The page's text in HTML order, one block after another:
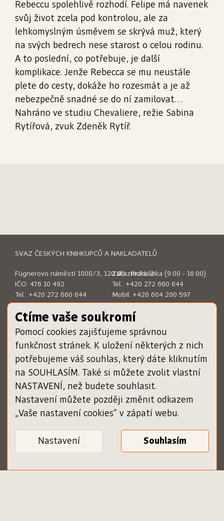
Rebeccu spolehlivě rozhodí. Felipe má navenek
svůj život zcela pod kontrolou, ale za
lehkomyslným úsměvem se skrývá muž, který
na svých bedrech nese starost o celou rodinu.
A to poslední, co potřebuje, je další
komplikace. Jenže Rebecca se mu neustále
plete do cesty, dokáže ho rozesmát a je až
nebezpečně snadné se do ní zamilovat…
Nahráno ve studiu Chevaliere, režie Sabina
Rytířová, zvuk Zdeněk Rytíř.
SVAZ ČESKÝCH KNIHKUPCŮ A NAKLADATELŮ
Fügnerovo náměstí 1808/3, 120 00 Praha 2
IČO: 476 10 492
Tel.: +420 272 660 644
E-mail:sckn@sckn.cz
Zákaznická linka (9:00 - 16:00)
Tel.: +420 272 660 644
Mobil: +420 604 200 597
E-mail:info@dameknihu.cz
MENU
Uplatnit poukázku
Inspiromat
O projektu
Kontakty
ODKAZY
www.svetknihy.cz
www.knihatislusi.cz
www.nejlepsiknihydetem.cz
www.cenajirihoortena.cz
www.ceskeknihy.cz
časopis Knižní novinky
Obchodní podmínky
Ctíme vaše soukromí
Pomocí cookies zajišťujeme správnou
funkčnost stránek. K uložení některých z nich
potřebujeme váš souhlas, který dáte kliknutím
na SOUHLASÍM. Také si můžete zvolit vlastní
NASTAVENÍ, než budete souhlasit.
Nastavení můžete později změnit odkazem
„Vaše nastavení cookies“ v zápatí webu.
Nastavení